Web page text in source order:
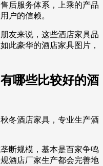
后服务体系，上乘的产品
户的信赖。
友来说，这些酒店家具品
此豪华的酒店家具图片，
哪些比较好的酒
冬酒店家具，专业生产酒
断规模，基本是百家争鸣
酒店厂家生产都会完善地